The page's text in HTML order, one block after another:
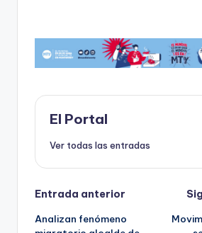
c
e
b
o
o
k
st
o
d
o
n
ai
l
a
ts
A
p
El Portal
Ver todas las entradas
Navegación
de
Entrada anterior
Analizan fenómeno